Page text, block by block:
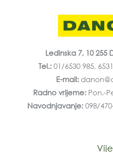
Ledinska 7, 10 255
Tel.:01/6530 985,
E-mail:
Radno vrijeme: Pon.-
Navodnjavanje:098/